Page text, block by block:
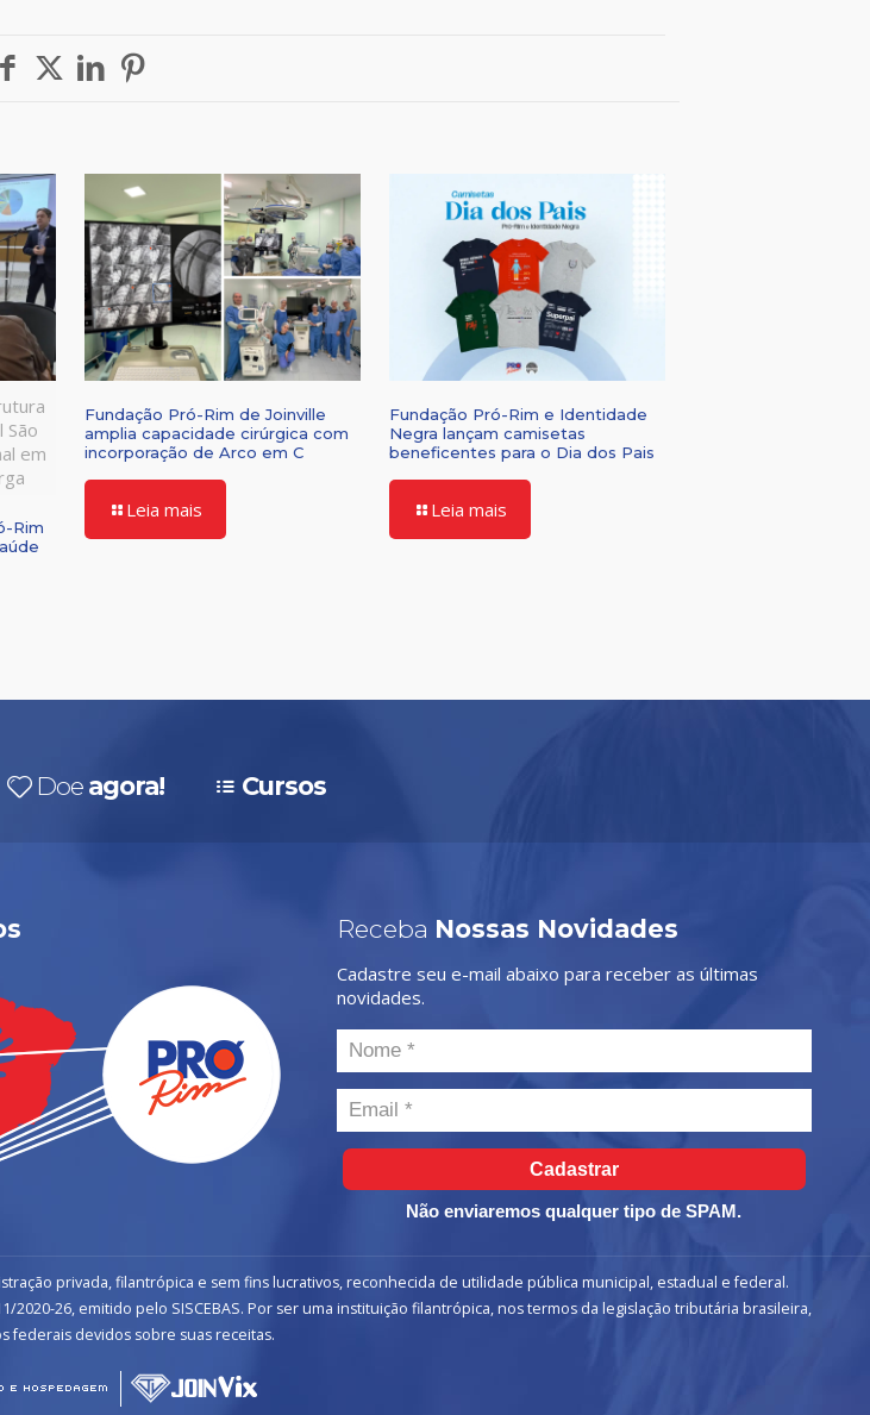
em
Rim
Fundação Pró-Rim de Joinville
amplia capacidade cirúrgica com
incorporação de Arco em C
Leia mais
Fundação Pró-Rim e Identidade
Negra lançam camisetas
beneficentes para o Dia dos Pais
Leia mais
Doe agora! Cursos
Receba Nossas Novidades
Cadastre seu e-mail abaixo para receber as últimas
novidades.
Cadastrar
Não enviaremos qualquer tipo de SPAM.
privada, filantrópica e sem fins lucrativos, reconhecida de utilidade pública municipal, estadual e federal.
2020-26, emitido pelo SISCEBAS. Por ser uma instituição filantrópica, nos termos da legislação tributária brasileira,
federais devidos sobre suas receitas.